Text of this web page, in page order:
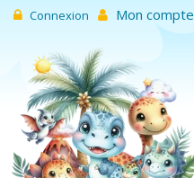
Connexion Mon compte